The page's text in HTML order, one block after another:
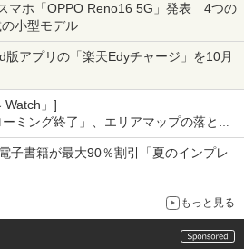
マホ「OPPO Reno16 5G」発表 4つの
小型モデル
アプリの「楽天Edyチャージ」を10月
Watch」]
ミング終了」、エリアマップの落とし
子書籍が最大90％割引「夏のインプレ
もっと見る